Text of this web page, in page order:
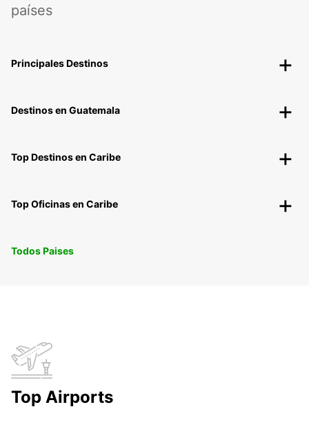
países
Principales Destinos
Destinos en Guatemala
Top Destinos en Caribe
Top Oficinas en Caribe
Todos Paises
Top Airports